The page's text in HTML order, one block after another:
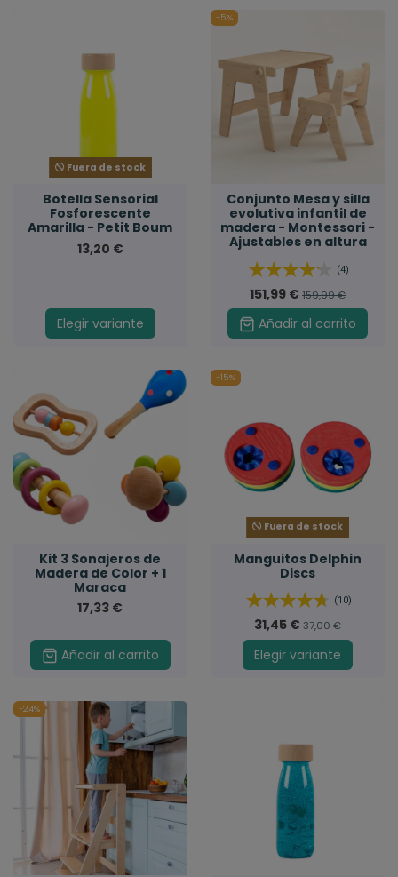
Fuera de stock
Botella Sensorial
Fosforescente
Amarilla - Petit Boum
13,20 €
Elegir variante
-5%
Conjunto Mesa y silla
evolutiva infantil de
madera - Montessori -
Ajustables en altura
(4)
151,99 €159,99 €
Añadir al carrito
Kit 3 Sonajeros de
Madera de Color + 1
Maraca
17,33 €
Añadir al carrito
-15%
Fuera de stock
Manguitos Delphin
Discs
(10)
31,45 €37,00 €
Elegir variante
-24%